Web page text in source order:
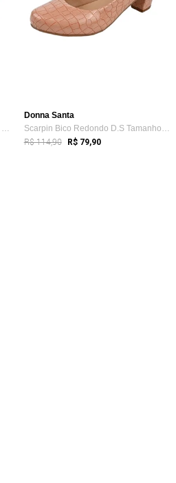
Scarpin Donna Santa Bico Redondo Tradicional Nude
Donna Santa
Scarpin Bico Redondo D.S Tamanhos Especi...
R$ 114,90 R$ 79,90